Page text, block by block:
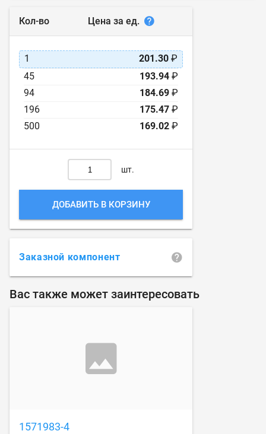
Кол-во Цена за ед.
1 201.30 ₽
45
193.94 ₽
94
184.69 ₽
196
175.47 ₽
500
169.02 ₽
шт.
ДОБАВИТЬ В КОРЗИНУ
Заказной компонент
Вас также может заинтересовать
1571983-4